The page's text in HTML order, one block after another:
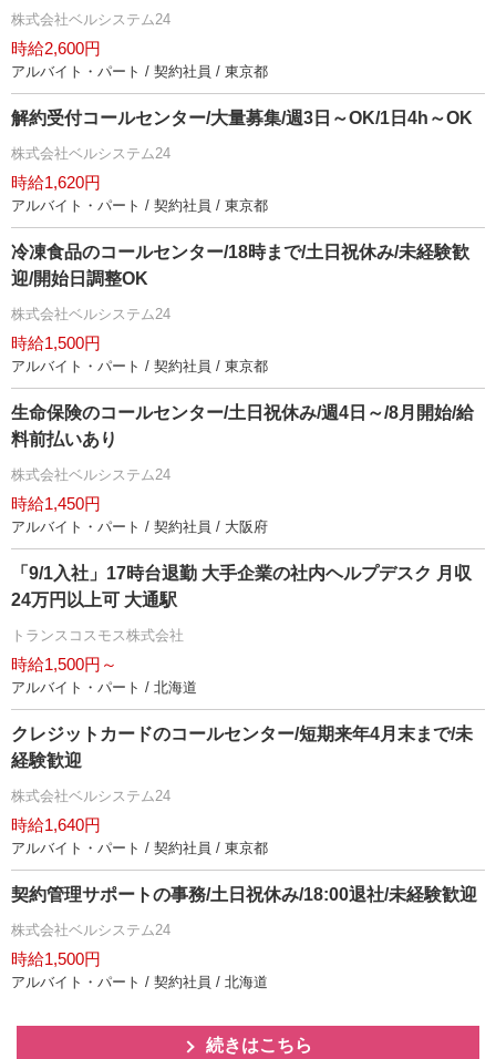
株式会社ベルシステム24
時給2,600円
アルバイト・パート / 契約社員 / 東京都
解約受付コールセンター/大量募集/週3日～OK/1日4h～OK
株式会社ベルシステム24
時給1,620円
アルバイト・パート / 契約社員 / 東京都
冷凍食品のコールセンター/18時まで/土日祝休み/未経験歓
迎/開始日調整OK
株式会社ベルシステム24
時給1,500円
アルバイト・パート / 契約社員 / 東京都
生命保険のコールセンター/土日祝休み/週4日～/8月開始/給
料前払いあり
株式会社ベルシステム24
時給1,450円
アルバイト・パート / 契約社員 / 大阪府
「9/1入社」17時台退勤 大手企業の社内ヘルプデスク 月収
24万円以上可 大通駅
トランスコスモス株式会社
時給1,500円～
アルバイト・パート / 北海道
クレジットカードのコールセンター/短期来年4月末まで/未
経験歓迎
株式会社ベルシステム24
時給1,640円
アルバイト・パート / 契約社員 / 東京都
契約管理サポートの事務/土日祝休み/18:00退社/未経験歓迎
株式会社ベルシステム24
時給1,500円
アルバイト・パート / 契約社員 / 北海道
続きはこちら